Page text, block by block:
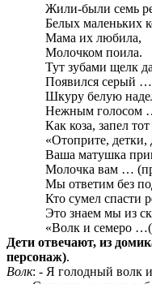
Жили-были семь
Белых маленьких
Мама их любила,
Молочком поила.
Тут зубами щелк
Появился серый
Шкуру белую
Нежным голосом
Как коза, запел тот
«Отоприте, детки,
Ваша матушка
Молочка вам …
Мы ответим без
Кто сумел спасти
Это знаем мы из
«Волк и семеро …(
Дети отвечают, из
персонаж).
Волк: - Я голодный волк